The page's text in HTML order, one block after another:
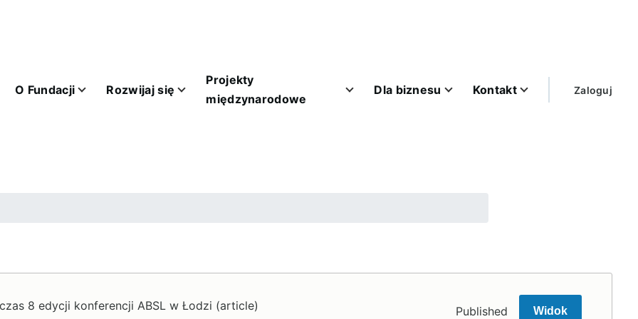
O Fundacji Rozwijaj się
Projekty
międzynarodowe
sub-navigation
Dla biznesu
Dla biznesu sub-navigation
Kontakt
Kontakt sub-navigation
User
account
Zaloguj
8 edycji konferencji ABSL w Łodzi (article) Published Widok